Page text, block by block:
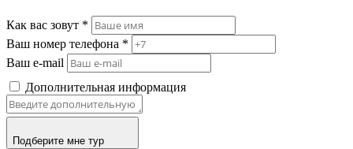
Как вас зовут *
Ваш номер телефона *
Ваш e-mail
Дополнительная информация
Подберите мне тур